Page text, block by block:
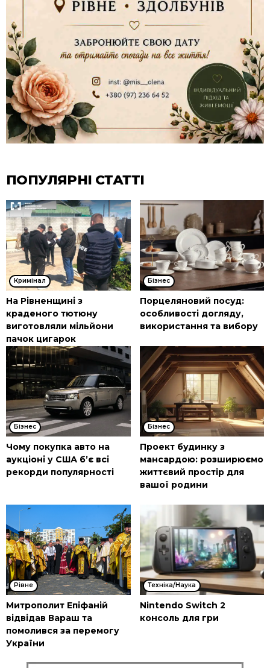
ПОПУЛЯРНІ СТАТТІ
Кримінал
На Рівненщині з
краденого тютюну
виготовляли мільйони
пачок цигарок
Бізнес
Порцеляновий посуд:
особливості догляду,
використання та вибору
Бізнес
Чому покупка авто на
аукціоні у США б’є всі
рекорди популярності
Бізнес
Проект будинку з
мансардою: розширюємо
життєвий простір для
вашої родини
Рівне
Митрополит Епіфаній
відвідав Вараш та
помолився за перемогу
України
Техніка/Наука
Nintendo Switch 2
консоль для гри